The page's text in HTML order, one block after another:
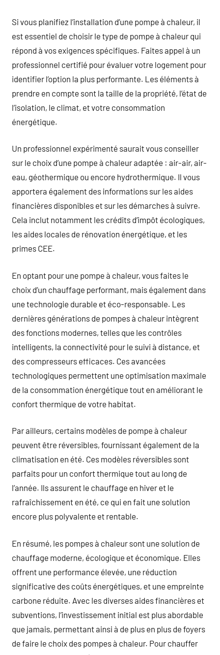
Si vous planifiez l’installation d’une pompe à chaleur, il
est essentiel de choisir le type de pompe à chaleur qui
répond à vos exigences spécifiques. Faites appel à un
professionnel certifié pour évaluer votre logement pour
identifier l’option la plus performante. Les éléments à
prendre en compte sont la taille de la propriété, l’état de
l’isolation, le climat, et votre consommation
énergétique.
Un professionnel expérimenté saurait vous conseiller
sur le choix d’une pompe à chaleur adaptée : air-air, air-
eau, géothermique ou encore hydrothermique. Il vous
apportera également des informations sur les aides
financières disponibles et sur les démarches à suivre.
Cela inclut notamment les crédits d’impôt écologiques,
les aides locales de rénovation énergétique, et les
primes CEE.
En optant pour une pompe à chaleur, vous faites le
choix d’un chauffage performant, mais également dans
une technologie durable et éco-responsable. Les
dernières générations de pompes à chaleur intègrent
des fonctions modernes, telles que les contrôles
intelligents, la connectivité pour le suivi à distance, et
des compresseurs efficaces. Ces avancées
technologiques permettent une optimisation maximale
de la consommation énergétique tout en améliorant le
confort thermique de votre habitat.
Par ailleurs, certains modèles de pompe à chaleur
peuvent être réversibles, fournissant également de la
climatisation en été. Ces modèles réversibles sont
parfaits pour un confort thermique tout au long de
l’année. Ils assurent le chauffage en hiver et le
rafraîchissement en été, ce qui en fait une solution
encore plus polyvalente et rentable.
En résumé, les pompes à chaleur sont une solution de
chauffage moderne, écologique et économique. Elles
offrent une performance élevée, une réduction
significative des coûts énergétiques, et une empreinte
carbone réduite. Avec les diverses aides financières et
subventions, l’investissement initial est plus abordable
que jamais, permettant ainsi à de plus en plus de foyers
de faire le choix des pompes à chaleur. Pour chauffer